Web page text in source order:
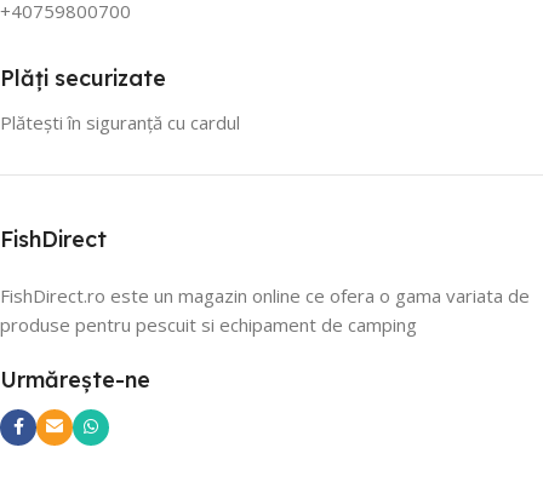
+40759800700
Plăți securizate
Plătești în siguranță cu cardul
FishDirect
FishDirect.ro este un magazin online ce ofera o gama variata de
produse pentru pescuit si echipament de camping
Urmărește-ne